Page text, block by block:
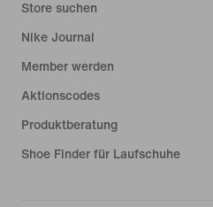
Store suchen
Nike Journal
Member werden
Aktionscodes
Produktberatung
Shoe Finder für Laufschuhe